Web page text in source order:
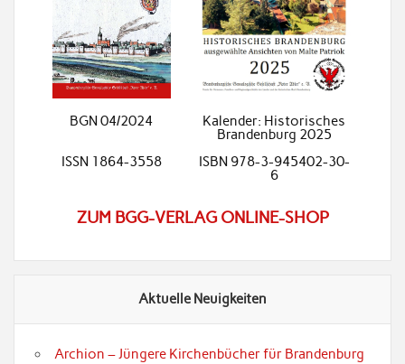
BGN 04/2024
Kalender: Historisches
Brandenburg 2025
ISSN 1864-3558
ISBN 978-3-945402-30-
6
ZUM BGG-VERLAG ONLINE-SHOP
Aktuelle Neuigkeiten
Archion – Jüngere Kirchenbücher für Brandenburg